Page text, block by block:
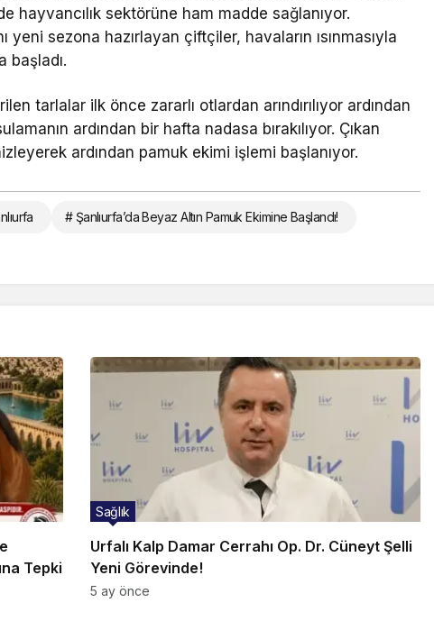
hayvancılık sektörüne ham madde sağlanıyor.
yeni sezona hazırlayan çiftçiler, havaların ısınmasıyla
başladı.
tarlalar ilk önce zararlı otlardan arındırılıyor ardından
ardından bir hafta nadasa bırakılıyor. Çıkan
ardından pamuk ekimi işlemi başlanıyor.
# Şanlıurfa’da Beyaz Altın Pamuk Ekimine Başlandı!
Tepki
Urfalı Kalp Damar Cerrahı Op. Dr. Cüneyt Şelli
Yeni Görevinde!
Sağlık
5 ay önce